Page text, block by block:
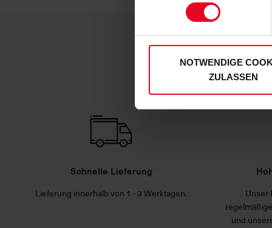
Soweit Sie „Notwendige
NOTWENDIGE
ZULASSEN
Schnelle Lieferung
Lieferung innerhalb von 1 - 3 Werktagen.
Unser
und